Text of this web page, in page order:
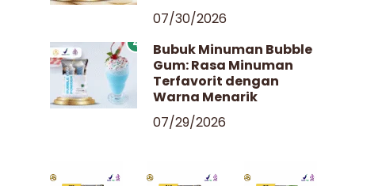
07/30/2026
4
Bubuk Minuman Bubble
Gum: Rasa Minuman
Terfavorit dengan
Warna Menarik
07/29/2026